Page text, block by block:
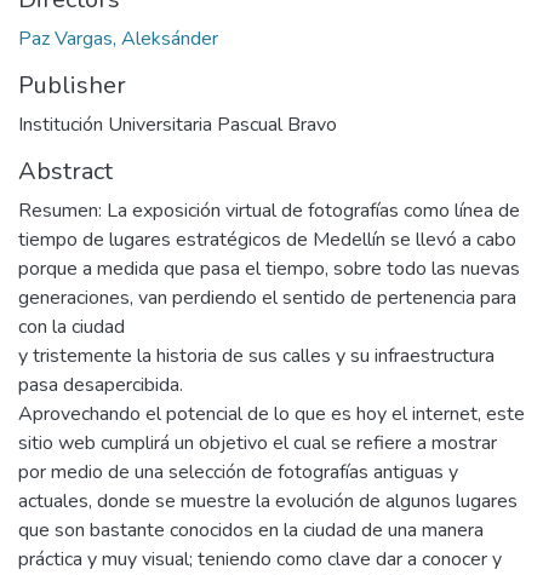
Paz Vargas, Aleksánder
Publisher
Institución Universitaria Pascual Bravo
Abstract
Resumen: La exposición virtual de fotografías como línea de
tiempo de lugares estratégicos de Medellín se llevó a cabo
porque a medida que pasa el tiempo, sobre todo las nuevas
generaciones, van perdiendo el sentido de pertenencia para
con la ciudad
y tristemente la historia de sus calles y su infraestructura
pasa desapercibida.
Aprovechando el potencial de lo que es hoy el internet, este
sitio web cumplirá un objetivo el cual se refiere a mostrar
por medio de una selección de fotografías antiguas y
actuales, donde se muestre la evolución de algunos lugares
que son bastante conocidos en la ciudad de una manera
práctica y muy visual; teniendo como clave dar a conocer y